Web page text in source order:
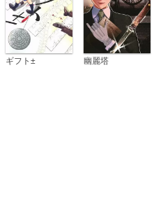
ギフト± 幽麗塔